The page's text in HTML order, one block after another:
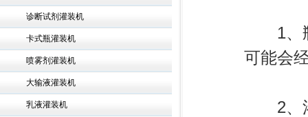
1、瓶
可能会
2、灌
诊断试剂灌装机
卡式瓶灌装机
喷雾剂灌装机
大输液灌装机
乳液灌装机